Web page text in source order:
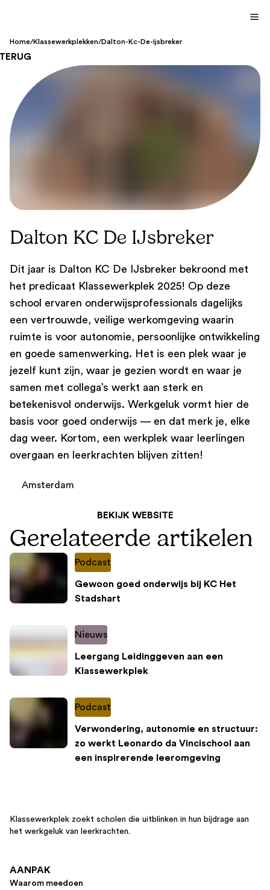
Home/Klassewerkplekken/Dalton-Kc-De-Ijsbreker
Dalton KC De IJsbreker
Dit jaar is Dalton KC De IJsbreker bekroond met
het predicaat Klassewerkplek 2025! Op deze
school ervaren onderwijsprofessionals dagelijks
een vertrouwde, veilige werkomgeving waarin
ruimte is voor autonomie, persoonlijke ontwikkeling
en goede samenwerking. Het is een plek waar je
jezelf kunt zijn, waar je gezien wordt en waar je
samen met collega’s werkt aan sterk en
betekenisvol onderwijs. Werkgeluk vormt hier de
basis voor goed onderwijs — en dat merk je, elke
dag weer. Kortom, een werkplek waar leerlingen
overgaan en leerkrachten blijven zitten!
Amsterdam
BEKIJK WEBSITE
Gerelateerde artikelen
Podcast
Gewoon goed onderwijs bij KC Het
Stadshart
Nieuws
Leergang Leidinggeven aan een
Klassewerkplek
Podcast
Verwondering, autonomie en structuur:
zo werkt Leonardo da Vincischool aan
een inspirerende leeromgeving
Klassewerkplek zoekt scholen die uitblinken in hun bijdrage aan
het werkgeluk van leerkrachten.
AANPAK
Waarom meedoen